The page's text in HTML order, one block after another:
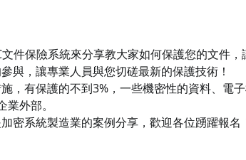
文件保險系統來分享教大家如何保護您的文件
與，讓專業人員與您切磋最新的保護技術！
，有保護的不到3%，一些機密性的資料、電
外部。
密系統製造業的案例分享，歡迎各位踴躍報名